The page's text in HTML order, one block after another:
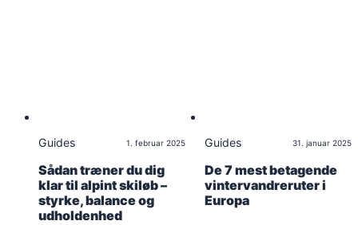
Guides 1. februar 2025
Sådan træner du dig
klar til alpint skiløb –
styrke, balance og
udholdenhed
Guides 31. januar 2025
De 7 mest betagende
vintervandreruter i
Europa